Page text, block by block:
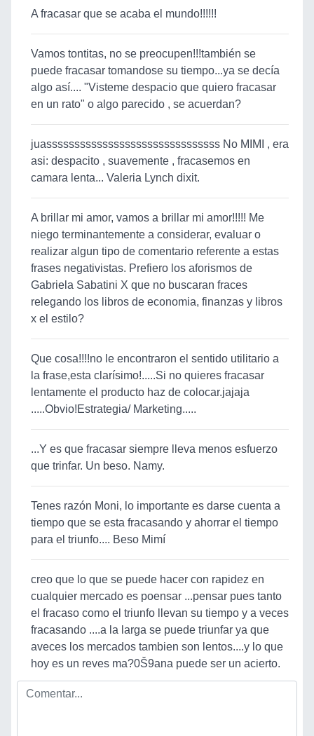
A fracasar que se acaba el mundo!!!!!!
Vamos tontitas, no se preocupen!!!también se
puede fracasar tomandose su tiempo...ya se decía
algo así.... "Visteme despacio que quiero fracasar
en un rato" o algo parecido , se acuerdan?
juasssssssssssssssssssssssssssssss No MIMI , era
asi: despacito , suavemente , fracasemos en
camara lenta... Valeria Lynch dixit.
A brillar mi amor, vamos a brillar mi amor!!!!! Me
niego terminantemente a considerar, evaluar o
realizar algun tipo de comentario referente a estas
frases negativistas. Prefiero los aforismos de
Gabriela Sabatini X que no buscaran fraces
relegando los libros de economia, finanzas y libros
x el estilo?
Que cosa!!!!no le encontraron el sentido utilitario a
la frase,esta clarísimo!.....Si no quieres fracasar
lentamente el producto haz de colocar.jajaja
.....Obvio!Estrategia/ Marketing.....
...Y es que fracasar siempre lleva menos esfuerzo
que trinfar. Un beso. Namy.
Tenes razón Moni, lo importante es darse cuenta a
tiempo que se esta fracasando y ahorrar el tiempo
para el triunfo.... Beso Mimí
creo que lo que se puede hacer con rapidez en
cualquier mercado es poensar ...pensar pues tanto
el fracaso como el triunfo llevan su tiempo y a veces
fracasando ....a la larga se puede triunfar ya que
aveces los mercados tambien son lentos....y lo que
hoy es un reves ma?0Š9ana puede ser un acierto.